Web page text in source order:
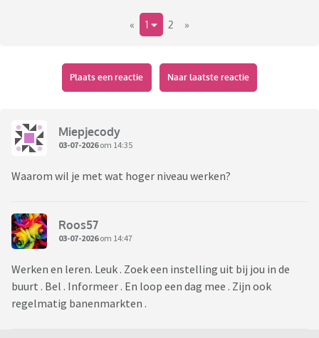
« 1 2 »
Plaats een reactie Naar laatste reactie
Miepjecody
03-07-2026om 14:35
Waarom wil je met wat hoger niveau werken?
Roos57
03-07-2026om 14:47
Werken en leren. Leuk . Zoek een instelling uit bij jou in de
buurt . Bel . Informeer . En loop een dag mee . Zijn ook
regelmatig banenmarkten .